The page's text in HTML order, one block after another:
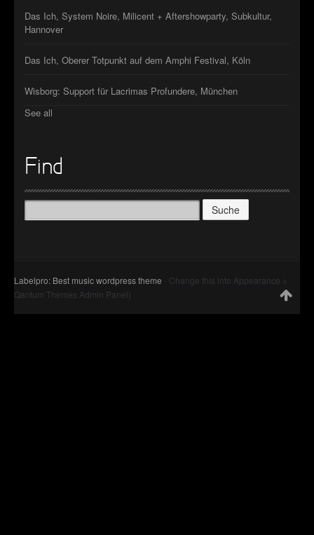
Das Ich, System Noire, Milicent + Aftershowparty, Subkultur,
Hannover
Das Ich, Oberer Totpunkt auf dem Amphi Festival, Köln
Wisborg: Support für Lacrimas Profundere, München
See all
Find
Suche
nach:
Labelpro: Best music wordpress theme - Change this into Appearance >
Qantum Themes Admin Panel)